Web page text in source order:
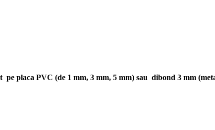
placa PVC (de 1 mm, 3 mm, 5 mm) sau dibond 3 mm